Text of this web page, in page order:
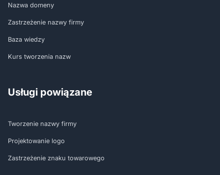
Nazwa domeny
Zastrzeżenie nazwy firmy
Baza wiedzy
Kurs tworzenia nazw
Usługi powiązane
Tworzenie nazwy firmy
Projektowanie logo
Zastrzeżenie znaku towarowego